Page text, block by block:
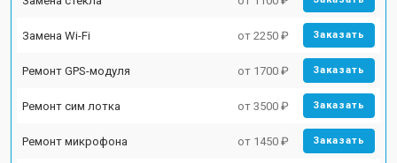
Замена Wi-Fi от 2250 ₽ Заказать
Ремонт GPS-модуля от 1700 ₽ Заказать
Ремонт сим лотка от 3500 ₽ Заказать
Ремонт микрофона от 1450 ₽ Заказать